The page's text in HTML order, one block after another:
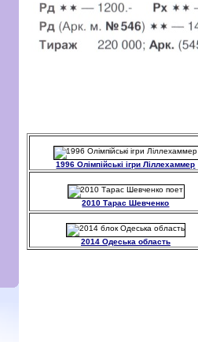
1996 Олімпійські ігри Ліллехаммер
2010 Тарас Шевченко
2014 Одеська область